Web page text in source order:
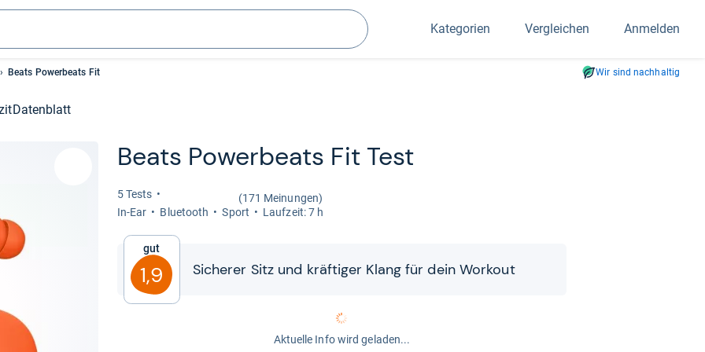
Suchen
Kategorien Vergleichen Anmelden
Beats Powerbeats Fit Wir sind nachhaltig
Datenblatt
Beats Power­beats Fit Test
5 Tests
(171 Meinungen)
In-​Ear
Blue­tooth Sport Lauf­zeit: 7 h
Gut
1,9 Siche­rer Sitz und kräf­ti­ger Klang für dein Wor­k­out
Aktuelle Info wird geladen...